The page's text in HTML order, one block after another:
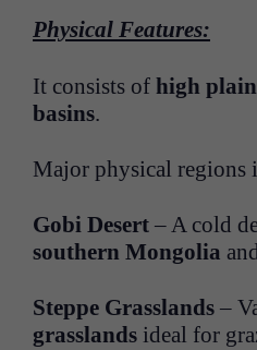
Physical Features:
It consists of high
basins.
Major physical regions
Gobi Desert – A cold
southern Mongolia
Steppe Grasslands –
grasslands ideal for